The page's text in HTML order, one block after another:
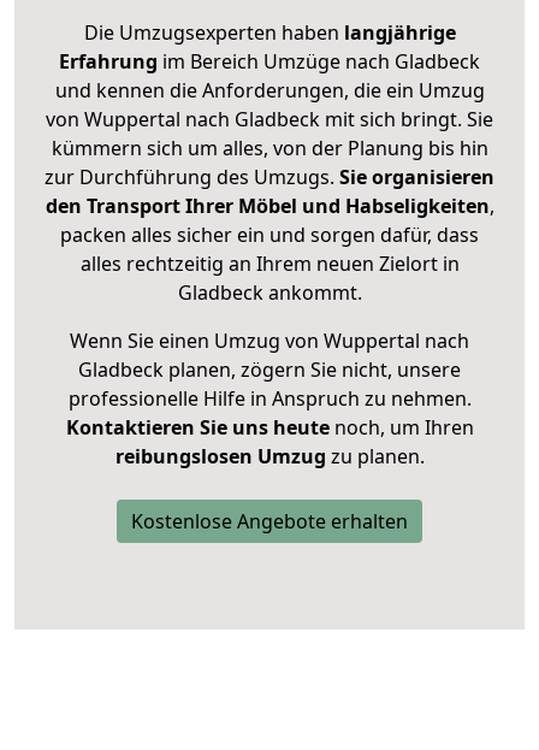
Die Umzugsexperten haben langjährige
Erfahrung im Bereich Umzüge nach Gladbeck
und kennen die Anforderungen, die ein Umzug
von Wuppertal nach Gladbeck mit sich bringt. Sie
kümmern sich um alles, von der Planung bis hin
zur Durchführung des Umzugs. Sie organisieren
den Transport Ihrer Möbel und Habseligkeiten,
packen alles sicher ein und sorgen dafür, dass
alles rechtzeitig an Ihrem neuen Zielort in
Gladbeck ankommt.
Wenn Sie einen Umzug von Wuppertal nach
Gladbeck planen, zögern Sie nicht, unsere
professionelle Hilfe in Anspruch zu nehmen.
Kontaktieren Sie uns heutenoch, um Ihren
reibungslosen Umzug zu planen.
Kostenlose Angebote erhalten